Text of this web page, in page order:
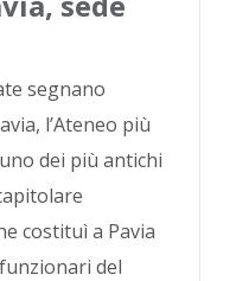
segnano
l’Ateneo più
dei più antichi
costituì a Pavia
del